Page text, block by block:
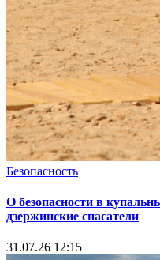
Безопасность
О безопасности в
дзержинские спасатели
31.07.26 12:15